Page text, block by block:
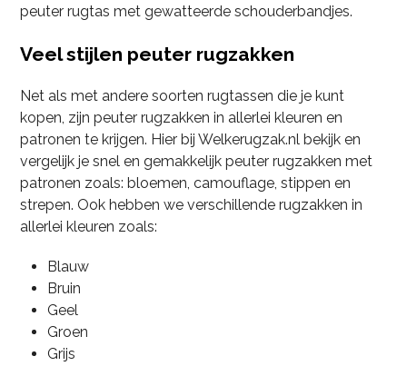
peuter rugtas met gewatteerde schouderbandjes.
Veel stijlen peuter rugzakken
Net als met andere soorten rugtassen die je kunt
kopen, zijn peuter rugzakken in allerlei kleuren en
patronen te krijgen. Hier bij Welkerugzak.nl bekijk en
vergelijk je snel en gemakkelijk peuter rugzakken met
patronen zoals: bloemen, camouflage, stippen en
strepen. Ook hebben we verschillende rugzakken in
allerlei kleuren zoals:
Blauw
Bruin
Geel
Groen
Grijs